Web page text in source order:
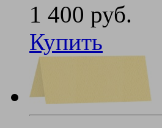
1 400 руб.
Купить